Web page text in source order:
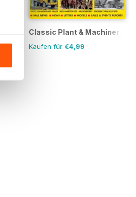
Classic Plant & Machinery
Kaufen für €4,99